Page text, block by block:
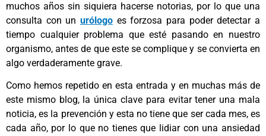
muchos años sin siquiera hacerse notorias, por lo que una
consulta con un urólogo es forzosa para poder detectar a
tiempo cualquier problema que esté pasando en nuestro
organismo, antes de que este se complique y se convierta en
algo verdaderamente grave.
Como hemos repetido en esta entrada y en muchas más de
este mismo blog, la única clave para evitar tener una mala
noticia, es la prevención y esta no tiene que ser cada mes, es
cada año, por lo que no tienes que lidiar con una ansiedad